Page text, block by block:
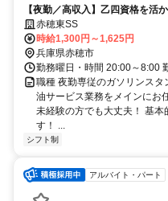
【夜勤／高収入】乙四資格を活かせる ☆ガソリンスタンドス
広い世代のメンバー活躍中
赤穂東SS
時給1,300円～1,625円
兵庫県赤穂市
勤務曜日・時間 20:00～8:00
職種 夜勤専従のガソリンス
油サービス業務をメインにお
未経験の方でも大丈夫！ 基
す！ ...
シフト制
アルバイト・パート